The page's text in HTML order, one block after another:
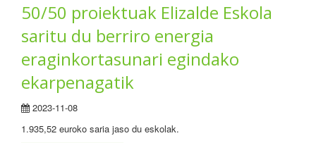
50/50 proiektuak Elizalde Eskola
saritu du berriro energia
eraginkortasunari egindako
ekarpenagatik
2023-11-08
1.935,52 euroko saria jaso du eskolak.